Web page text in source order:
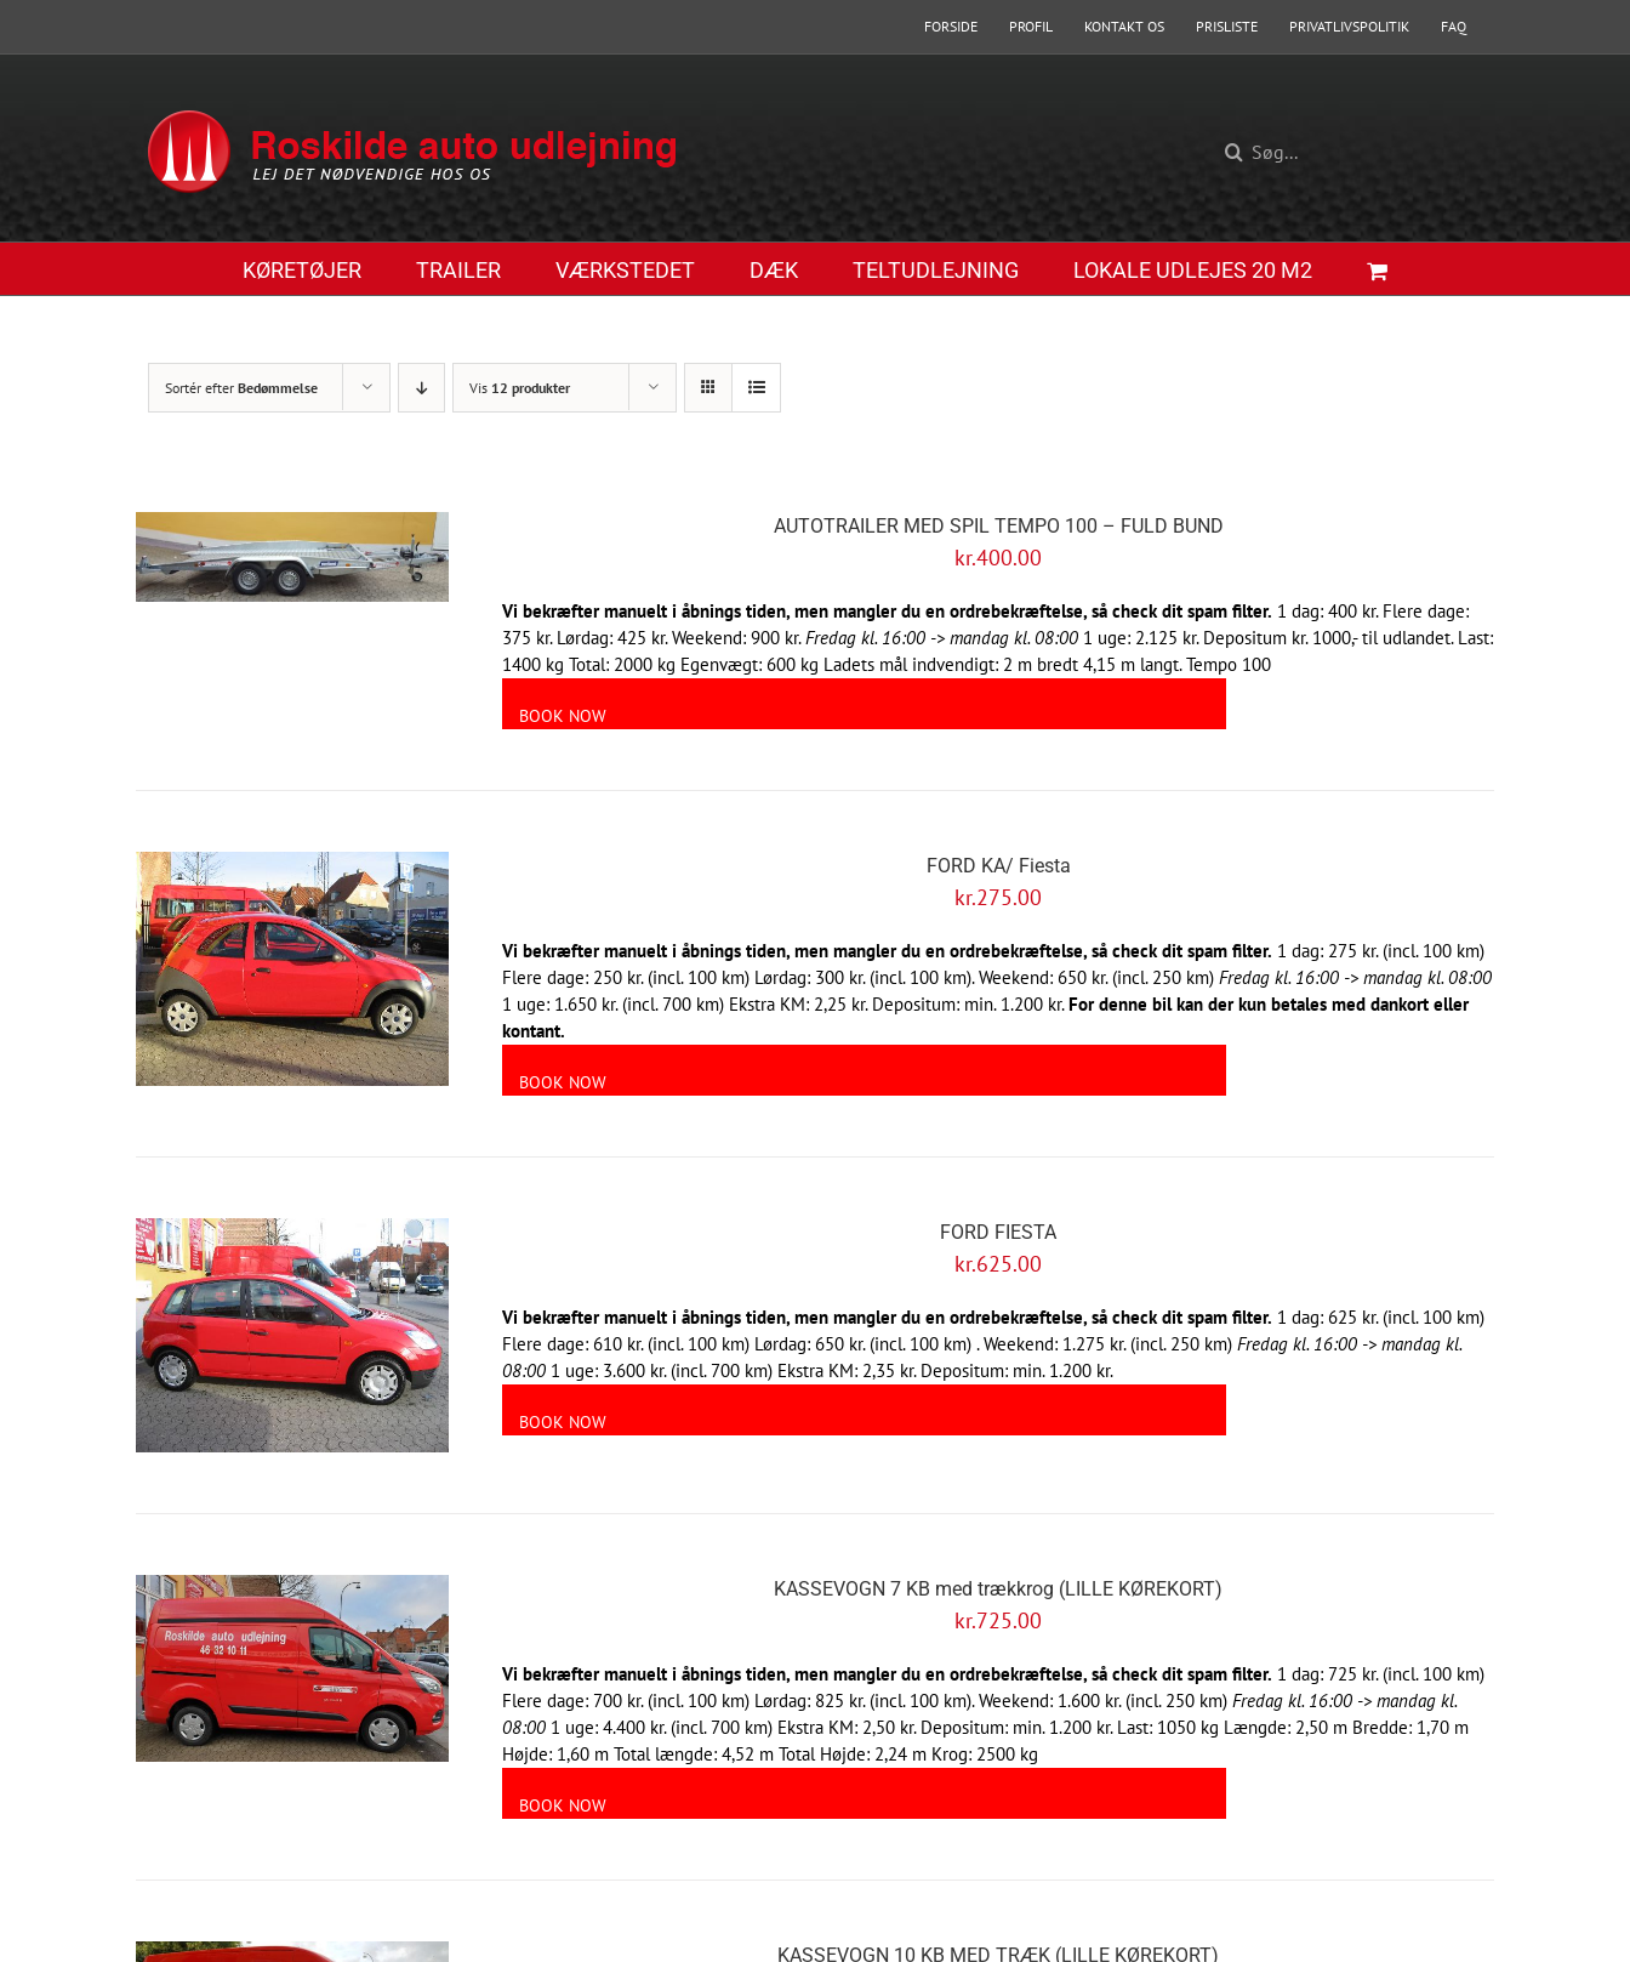
FORSIDE PROFIL KONTAKT OS PRISLISTE PRIVATLIVSPOLITIK FAQ
Søg
KØRETØJER TRAILER VÆRKSTEDET DÆK TELTUDLEJNING LOKALE UDLEJES 20 M2
Sortér efter Bedømmelse Vis 12 produkter
AUTOTRAILER MED SPIL TEMPO 100 – FULD BUND
kr.400.00
Vi bekræfter manuelt i åbnings tiden, men mangler du en ordrebekræftelse, så check dit spam filter. 1 dag: 400 kr. Flere dage:
375 kr. Lørdag: 425 kr. Weekend: 900 kr.Fredag kl. 16:00 -> mandag kl. 08:00 1 uge: 2.125 kr. Depositum kr. 1000,- til udlandet. Last:
1400 kg Total: 2000 kg Egenvægt: 600 kg Ladets mål indvendigt: 2 m bredt 4,15 m langt. Tempo 100
BOOK NOW
FORD KA/ Fiesta
kr.275.00
Vi bekræfter manuelt i åbnings tiden, men mangler du en ordrebekræftelse, så check dit spam filter. 1 dag: 275 kr. (incl. 100 km)
Flere dage: 250 kr. (incl. 100 km) Lørdag: 300 kr. (incl. 100 km). Weekend: 650 kr. (incl. 250 km)Fredag kl. 16:00 -> mandag kl. 08:00
1 uge: 1.650 kr. (incl. 700 km) Ekstra KM: 2,25 kr. Depositum: min. 1.200 kr.For denne bil kan der kun betales med dankort eller
kontant.
BOOK NOW
FORD FIESTA
kr.625.00
Vi bekræfter manuelt i åbnings tiden, men mangler du en ordrebekræftelse, så check dit spam filter. 1 dag: 625 kr. (incl. 100 km)
Flere dage: 610 kr. (incl. 100 km) Lørdag: 650 kr. (incl. 100 km) . Weekend: 1.275 kr. (incl. 250 km)Fredag kl. 16:00 -> mandag kl.
08:00 1 uge: 3.600 kr. (incl. 700 km) Ekstra KM: 2,35 kr. Depositum: min. 1.200 kr.
BOOK NOW
KASSEVOGN 7 KB med trækkrog (LILLE KØREKORT)
kr.725.00
Vi bekræfter manuelt i åbnings tiden, men mangler du en ordrebekræftelse, så check dit spam filter. 1 dag: 725 kr. (incl. 100 km)
Flere dage: 700 kr. (incl. 100 km) Lørdag: 825 kr. (incl. 100 km). Weekend: 1.600 kr. (incl. 250 km)Fredag kl. 16:00 -> mandag kl.
08:00 1 uge: 4.400 kr. (incl. 700 km) Ekstra KM: 2,50 kr. Depositum: min. 1.200 kr. Last: 1050 kg Længde: 2,50 m Bredde: 1,70 m
Højde: 1,60 m Total længde: 4,52 m Total Højde: 2,24 m Krog: 2500 kg
BOOK NOW
KASSEVOGN 10 KB MED TRÆK (LILLE KØREKORT)